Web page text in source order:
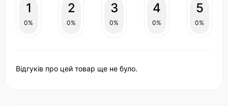
1
0%
2
0%
3
0%
4
0%
5
0%
Відгуків про цей товар ще не було.